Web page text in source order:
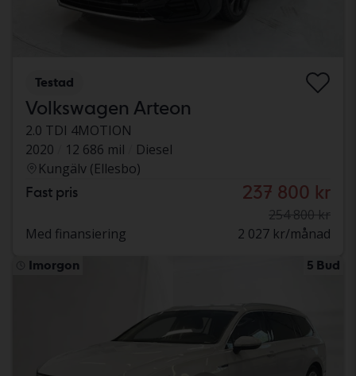
Testad
Volkswagen Arteon
2.0 TDI 4MOTION
2020
12 686 mil
Diesel
Kungälv (Ellesbo)
Fast pris 237 800 kr
254 800 kr
Med finansiering
2 027 kr/månad
Imorgon 5 Bud